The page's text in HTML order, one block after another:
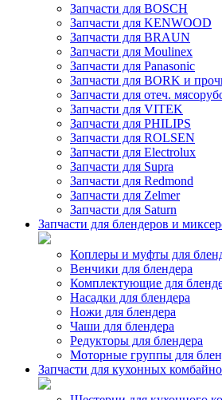
Запчасти для BOSCH
Запчасти для KENWOOD
Запчасти для BRAUN
Запчасти для Moulinex
Запчасти для Panasonic
Запчасти для BORK и
Запчасти для отеч.
Запчасти для VITEK
Запчасти для PHILIPS
Запчасти для ROLSEN
Запчасти для Electrolux
Запчасти для Supra
Запчасти для Redmond
Запчасти для Zelmer
Запчасти для Saturn
Запчасти для блендеров и
Коплеры и муфты для
Венчики для блендера
Комплектующие для
Насадки для блендера
Ножи для блендера
Чаши для блендера
Редукторы для блендера
Моторные группы для
Запчасти для кухонных